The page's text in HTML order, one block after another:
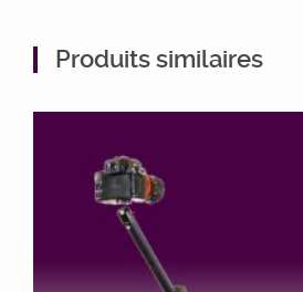
Produits similaires